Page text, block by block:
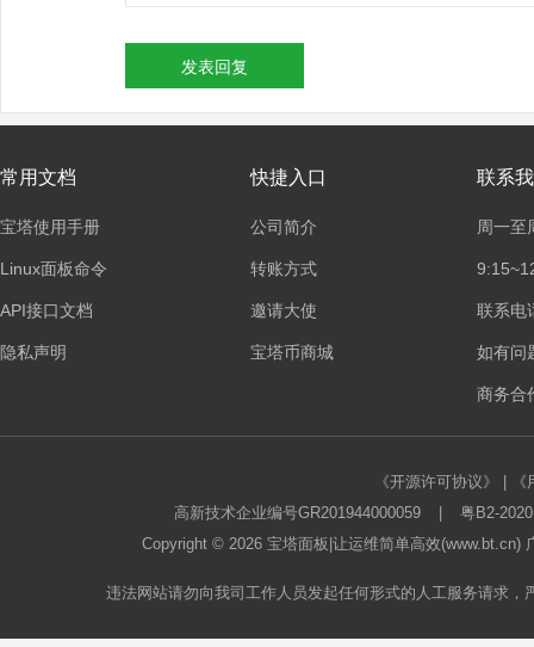
发表回复
常用文档
宝塔使用手册
Linux面板命令
API接口文档
隐私声明
快捷入口
公司简介
转账方式
邀请大使
宝塔币商城
联系
周一至
联系电
如有问
商务合
《开源许可协议》
高新技术企业编号GR201944000059
粤B2-
Copyright © 2026 宝塔面板 |让运维简单高效
违法网站请勿向我司工作人员发起任何形式的人工服务请求，